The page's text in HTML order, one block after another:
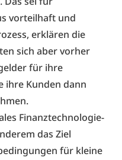
vorteilhaft und
erklären die
sich aber vorher
für ihre
ihre Kunden dann
Finanztechnologie-
das Ziel
für kleine